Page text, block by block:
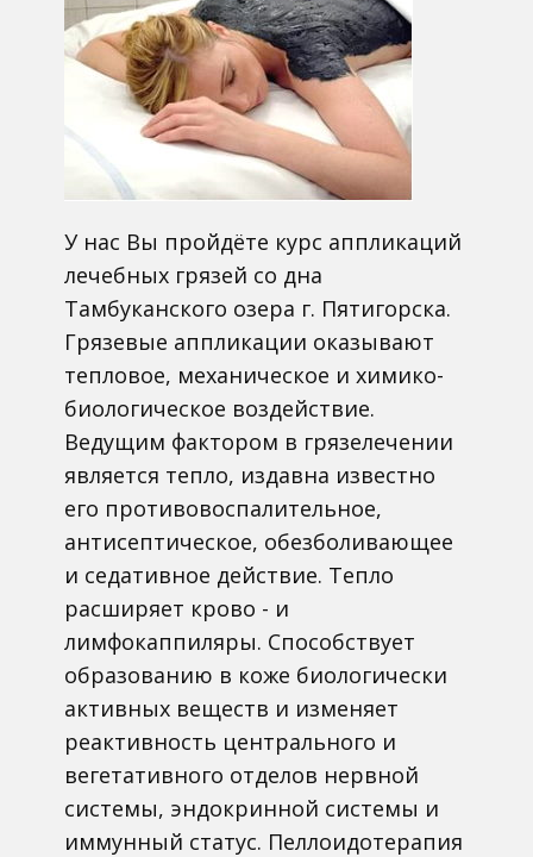
У нас Вы пройдёте курс аппликаций
лечебных грязей со дна
Тамбуканского озера г. Пятигорска.
Грязевые аппликации оказывают
тепловое, механическое и химико-
биологическое воздействие.
Ведущим фактором в грязелечении
является тепло, издавна известно
его противовоспалительное,
антисептическое, обезболивающее
и седативное действие. Тепло
расширяет крово - и
лимфокаппиляры. Способствует
образованию в коже биологически
активных веществ и изменяет
реактивность центрального и
вегетативного отделов нервной
системы, эндокринной системы и
иммунный статус. Пеллоидотерапия